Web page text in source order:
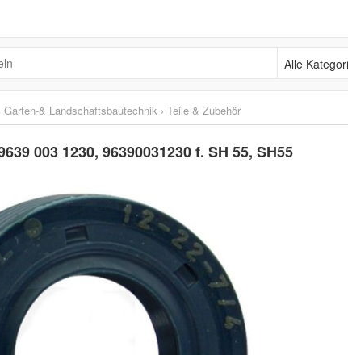
Alle Kategorien
Garten-& Landschaftsbautechnik › Teile & Zubehör
003 1230, 96390031230 f. SH 55, SH55